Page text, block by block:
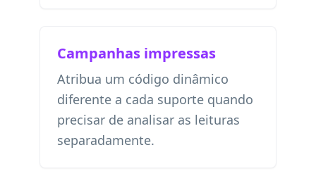
Campanhas impressas
Atribua um código dinâmico
diferente a cada suporte quando
precisar de analisar as leituras
separadamente.